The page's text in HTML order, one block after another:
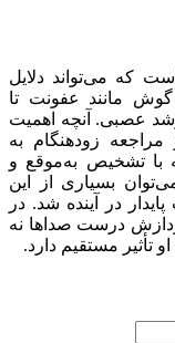
که می‌تواند دلایل
مانند عفونت تا
عصبی. آنچه اهمیت
زودهنگام به
تشخیص به‌موقع و
بسیاری از این
در آینده شد. در
درست صداها نه
تأثیر مستقیم دارد.